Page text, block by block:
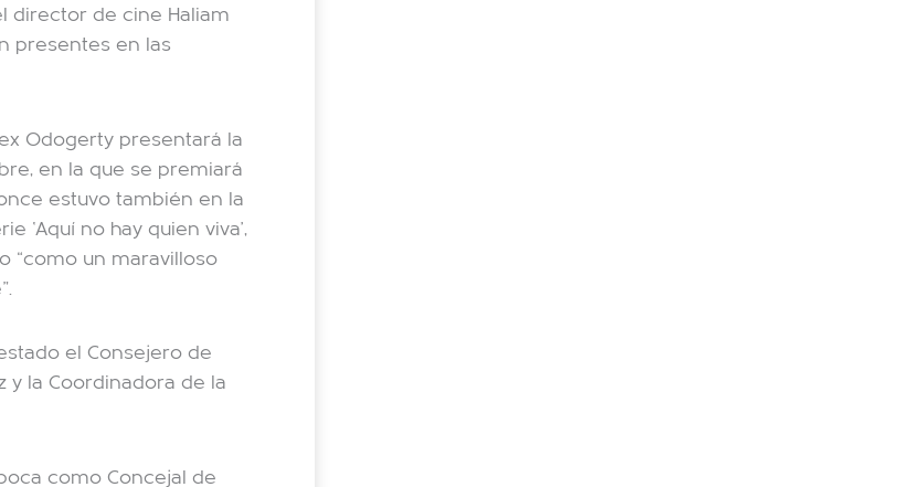
director de cine Haliam
presentes en las
Odogerty presentará la
en la que se premiará
estuvo también en la
‘Aquí no hay quien viva’,
“como un maravilloso
el Consejero de
y la Coordinadora de la
como Concejal de